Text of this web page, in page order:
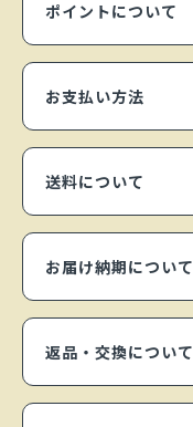
ポイントについて
お支払い方法
送料について
お届け納期について
返品・交換について